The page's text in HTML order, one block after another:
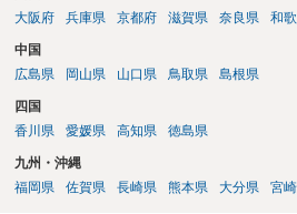
大阪府
兵庫県 京都府 滋賀県 奈良県 和
中国
広島県
岡山県 山口県 鳥取県 島根県
四国
香川県
愛媛県 高知県 徳島県
九州・沖縄
福岡県
佐賀県 長崎県 熊本県 大分県 宮